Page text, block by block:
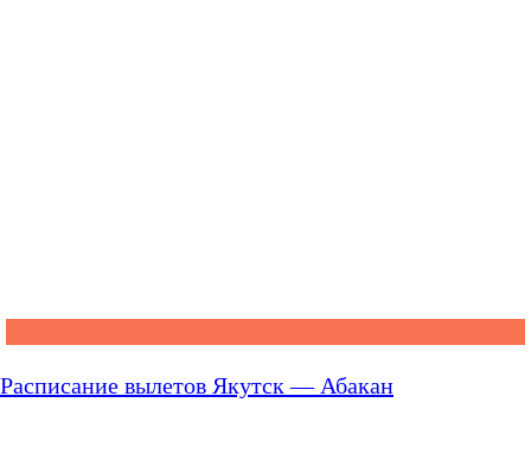
Расписание вылетов Якутск — Абакан